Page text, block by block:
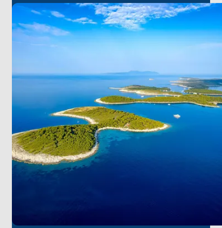
ve yerel mutfağın tadını çıkarabileceğiniz büyüleyici
Trpanj köyüne doğru yola çıkacağız.
Yolculuğumuz, Venedik mimarisi ve zengin kültürel
mirasıyla ünlü Orta Çağ kenti Korčula'ya devam
plajlara ev sahipliği yapan yemyeşil Mljet adasını
ziyaret edeceğiz.
Son olarak, antik şehir surları boyunca
yürüyebileceğiniz ve nefes kesen manzaraların
tadını çıkarabileceğiniz tarihi Dubrovnik kentinde
maceramızı sonlandıracağız.
Trogir'de tekne turuna başlayacaklar için en yakın
varış noktası Split Havalimanı. Yolculuğunuzun
başında havalimanından yapacağınız kısa bir
transfer ile unutulmaz deniz maceranıza hızlı bir